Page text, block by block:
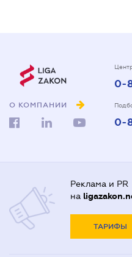
О КОМПАНИИ
0-
0-
Реклама и PR
на
ТАРИФЫ